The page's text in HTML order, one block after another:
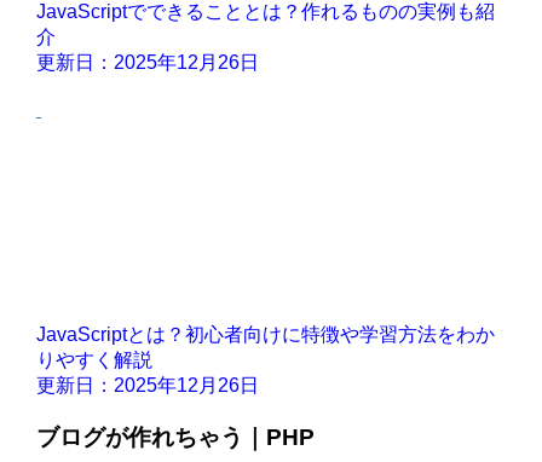
JavaScriptでできることとは？作れるものの実例も紹
介
更新日：2025年12月26日
JavaScriptとは？初心者向けに特徴や学習方法をわか
りやすく解説
更新日：2025年12月26日
ブログが作れちゃう｜PHP